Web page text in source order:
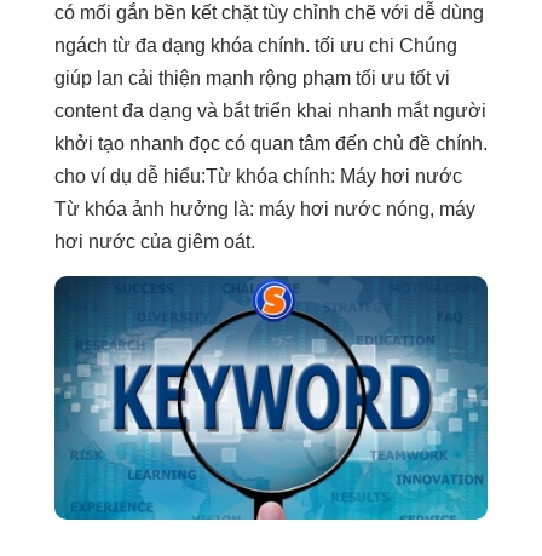
có mối gắn bền kết chặttùy chỉnh chẽ với dễ dùng
ngách từ đa dạng khóa chính. tối ưu chi Chúng
giúp lan cải thiện mạnh rộng phạm tối ưu tốtvi
contentđa dạng và bắttriển khai nhanh mắt người
khởi tạo nhanh đọc có quan tâm đến chủ đề chính.
cho ví dụ dễ hiểu:Từ khóa chính: Máy hơi nước
Từ khóa ảnh hưởng là: máy hơi nước nóng, máy
hơi nước của giêm oát.